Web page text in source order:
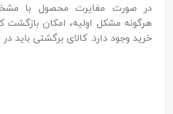
در صورت مغایرت محصول با
خرید وجود دارد. کالای برگشتی باید